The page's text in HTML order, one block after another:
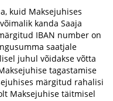
kuid Maksejuhises
kanda Saaja
IBAN number on
saatjale
juhul võidakse võtta
tagastamise
märgitud rahalisi
Maksejuhise täitmisel